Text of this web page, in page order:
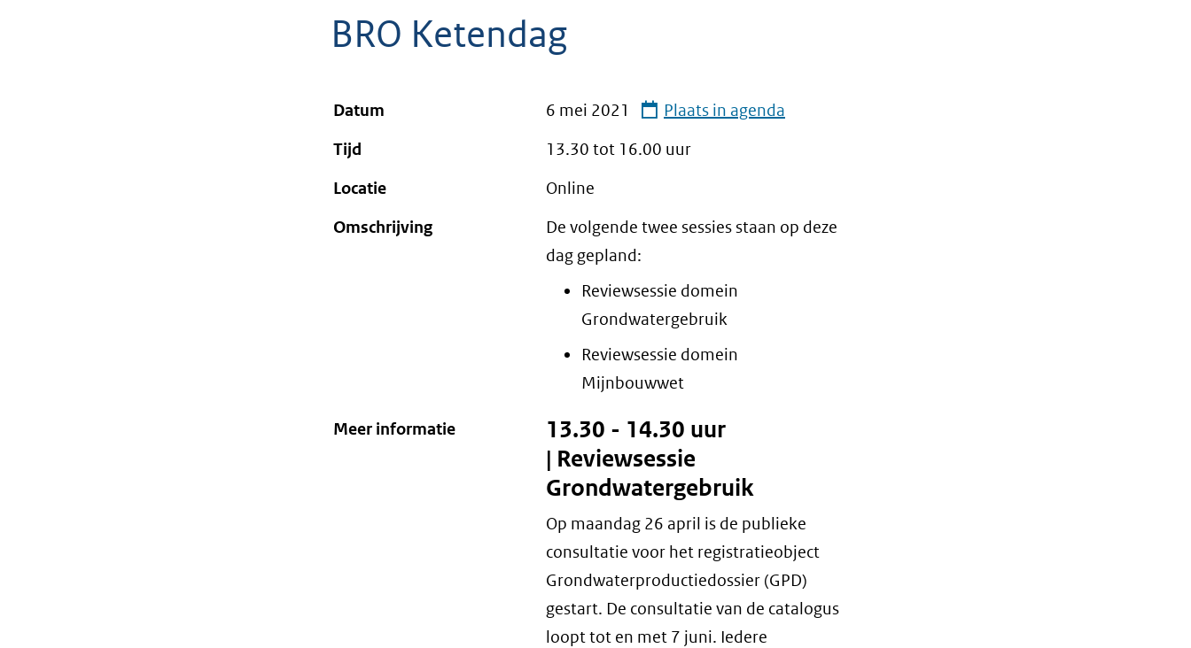
BRO Ketendag
Datum 6 mei 2021
Plaats in agenda
Tijd
13.30 tot 16.00 uur
Locatie
Online
Omschrijving
De volgende twee sessies staan op deze
dag gepland:
Reviewsessie domein
Grondwatergebruik
Reviewsessie domein
Mijnbouwwet
Meer informatie
13.30 - 14.30 uur
| Reviewsessie
Grondwatergebruik
Op maandag 26 april is de publieke
consultatie voor het registratieobject
Grondwaterproductiedossier (GPD)
gestart. De consultatie van de catalogus
loopt tot en met 7 juni. Iedere